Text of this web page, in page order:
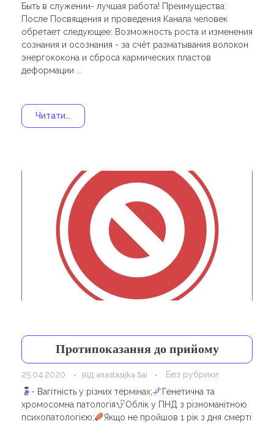
Быть в служении- лучшая работа! Преимущества:
После Посвящения и проведения Канала человек
обретает следующее: Возможность роста и изменения
сознания и осознания - за счёт разматывания волокон
энергококона и сброса кармических пластов
деформации ...
Читати...
Протипоказання до прийому
25.04.2020 від anastasijka Sai
Без рубрики
- Вагітність у різних термінах;
Генетична та
хромосомна патологія
Облік у ПНД з різноманітною
психопатологією;
Якщо не пройшов 1 рік з дня смерті